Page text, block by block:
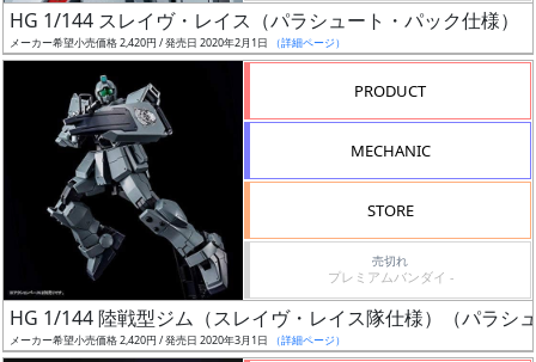
フ
リ
グ
レ
HG 1/144 スレイヴ・レイス（パラシュート・パック仕様）
メーカー希望小売価格 2,420円 / 発売日 2020年2月1日 （詳細ページ）
PRODUCT
MECHANIC
STORE
売切れ
プレミアムバンダイ -
HG 1/144 陸戦型ジム（スレイヴ・レイス隊仕様）（パラシ
メーカー希望小売価格 2,420円 / 発売日 2020年3月1日 （詳細ページ）